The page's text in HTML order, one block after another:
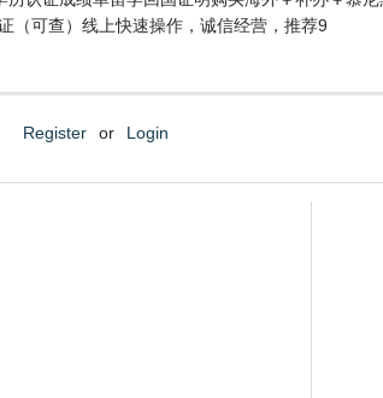
（可查）线上快速操作，诚信经营，推荐9
Register or Login